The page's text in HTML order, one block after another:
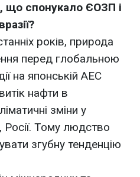
що спонукало ЄОЗП і
років, природа
перед глобальною
на японській АЕС
нафти в
зміни у
Росії. Тому людство
згубну тенденцію